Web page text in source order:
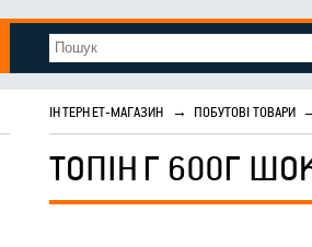
ІНТЕРНЕТ-МАГАЗИН → ПОБУТОВІ ТОВАРИ
ТОПІНГ 600Г